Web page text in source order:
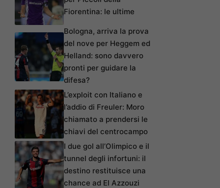
Fiorentina: le ultime
Bologna, arriva la prova
del nove per Heggem ed
Helland: sono davvero
pronti per guidare la
difesa?
L’exploit con Italiano e
l’addio di Freuler: Moro
chiamato a prendersi le
chiavi del centrocampo
I due gol all’Olimpico e il
tunnel degli infortuni: il
destino restituisce una
chance ad El Azzouzi